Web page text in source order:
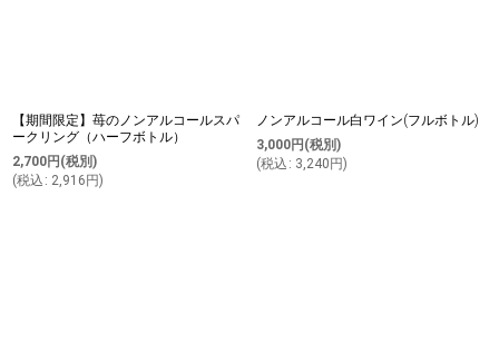
【期間限定】苺のノンアルコールスパ
ークリング（ハーフボトル）
2,700円 (税別)
(税込 : 2,916 円)
ノンアルコール白ワイン(フルボトル)
3,000円 (税別)
(税込 : 3,240 円)